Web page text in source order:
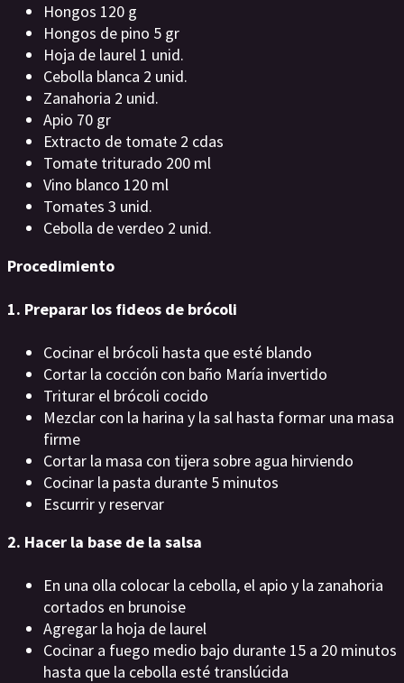
Hongos 120 g
Hongos de pino 5 gr
Hoja de laurel 1 unid.
Cebolla blanca 2 unid.
Zanahoria 2 unid.
Apio 70 gr
Extracto de tomate 2 cdas
Tomate triturado 200 ml
Vino blanco 120 ml
Tomates 3 unid.
Cebolla de verdeo 2 unid.
Procedimiento
1. Preparar los fideos de brócoli
Cocinar el brócoli hasta que esté blando
Cortar la cocción con baño María invertido
Triturar el brócoli cocido
Mezclar con la harina y la sal hasta formar una masa
firme
Cortar la masa con tijera sobre agua hirviendo
Cocinar la pasta durante 5 minutos
Escurrir y reservar
2. Hacer la base de la salsa
En una olla colocar la cebolla, el apio y la zanahoria
cortados en brunoise
Agregar la hoja de laurel
Cocinar a fuego medio bajo durante 15 a 20 minutos
hasta que la cebolla esté translúcida